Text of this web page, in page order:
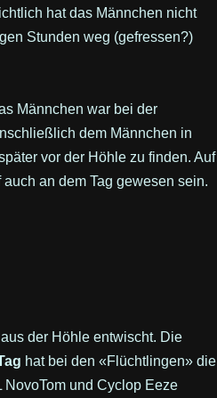
hat das Männchen nicht
Stunden weg (gefressen?)
Männchen war bei der
dem Männchen in
vor der Höhle zu finden. Auf
an dem Tag gewesen sein.
der Höhle entwischt. Die
hat bei den «Flüchtlingen» die
NovoTom und Cyclop Eeze